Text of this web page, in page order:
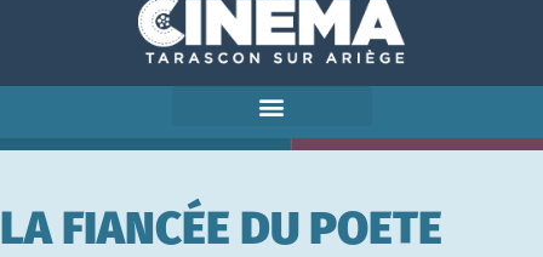
LA FIANCÉE DU POETE